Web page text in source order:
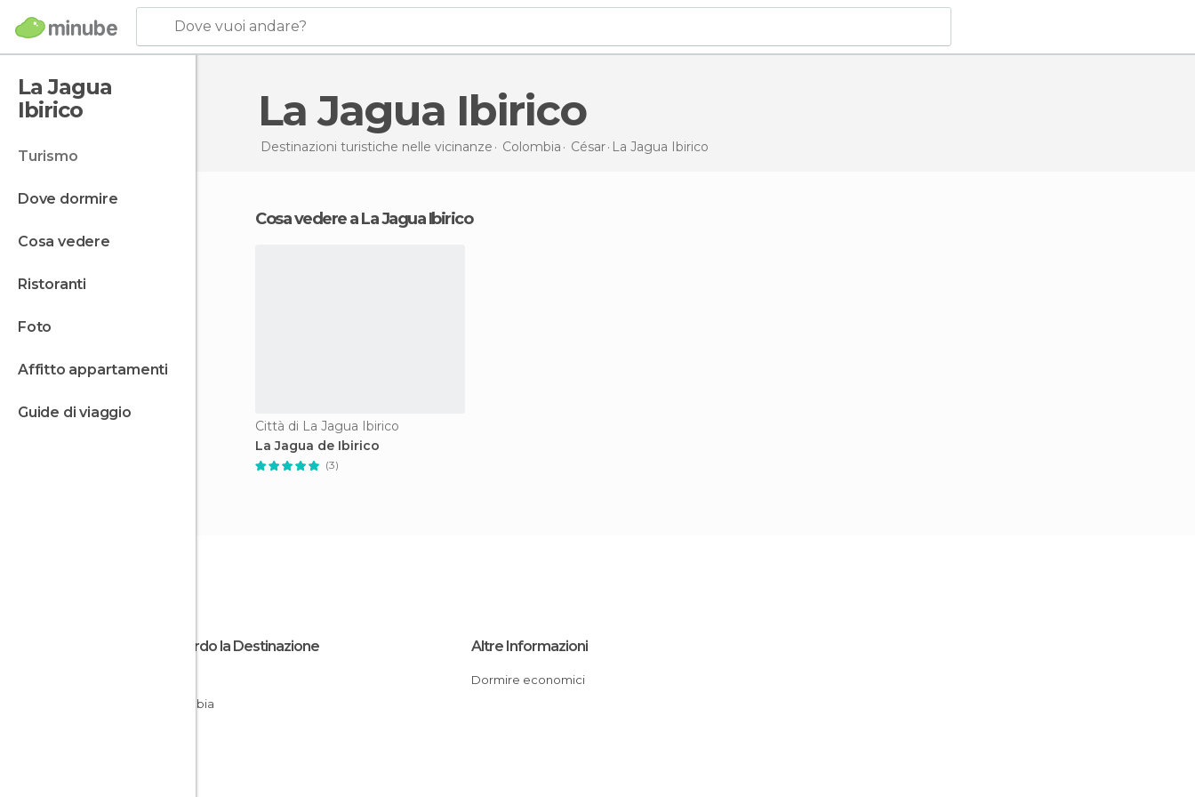
Dove vuoi andare?
La Jagua
Ibirico
turismo
dove dormire
cosa vedere
ristoranti
foto
affitto appartamenti
guide di viaggio
La Jagua Ibirico
Destinazioni turistiche nelle vicinanze Colombia César La Jagua Ibirico
Cosa vedere a La Jagua Ibirico
Città di La Jagua Ibirico
La Jagua de Ibirico
(3)
Riguardo la Destinazione
Colombia
Altre Informazioni
Dormire economici